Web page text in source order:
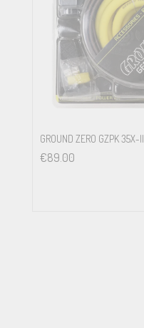
GROUND ZERO GZPK 35X-II
€89.00